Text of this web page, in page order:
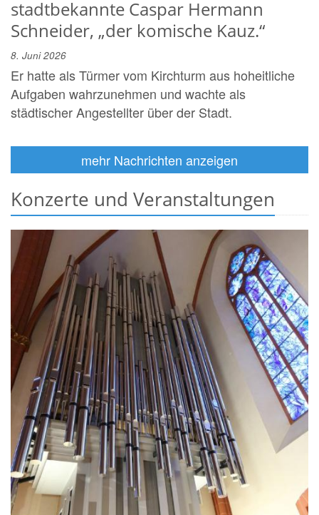
stadtbekannte Caspar Hermann
Schneider, „der komische Kauz.“
8. Juni 2026
Er hatte als Türmer vom Kirchturm aus hoheitliche
Aufgaben wahrzunehmen und wachte als
städtischer Angestellter über der Stadt.
mehr Nachrichten anzeigen
Konzerte und Veranstaltungen